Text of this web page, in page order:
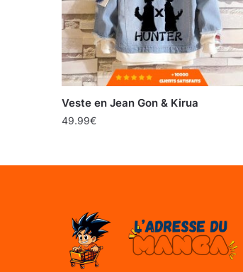
Veste en Jean Gon & Kirua
49.99€